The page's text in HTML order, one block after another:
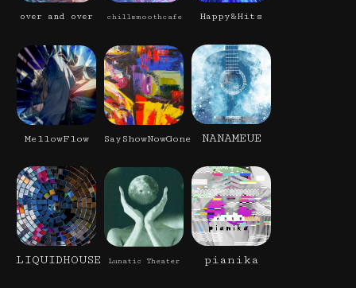
over and over chillsmoothcafe Happy&Hits
MellowFlow SayShowNowGone NANAMEUE
LIQUIDHOUSE Lunatic Theater pianika